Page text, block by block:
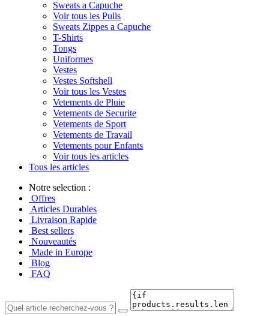
Sweats a Capuche
Voir tous les Pulls
Sweats Zippes a Capuche
T-Shirts
Tongs
Uniformes
Vestes
Vestes Softshell
Voir tous les Vestes
Vetements de Pluie
Vetements de Securite
Vetements de Sport
Vetements de Travail
Vetements pour Enfants
Voir tous les articles
Tous les articles
Notre selection :
Offres
Articles Durables
Livraison Rapide
Best sellers
Nouveautés
Made in Europe
Blog
FAQ